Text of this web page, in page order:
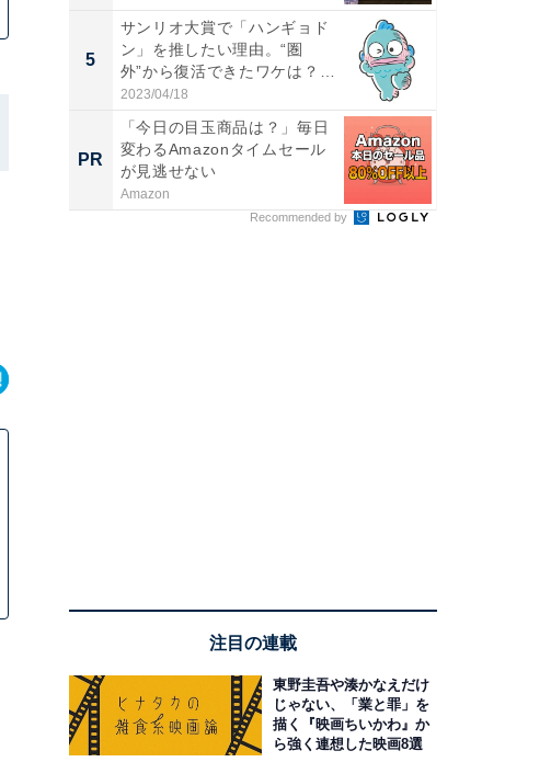
5
サンリオ大賞で「ハンギョド
ン」を推したい理由。“圏
外”から復活できたワケは？
投...
2023/04/18
PR
「今日の目玉商品は？」毎日
変わるAmazonタイムセール
が見逃せない
Amazon
Recommended by
注目の連載
東野圭吾や湊かなえだけ
じゃない、「業と罪」を
描く『映画ちいかわ』か
ら強く連想した映画8選